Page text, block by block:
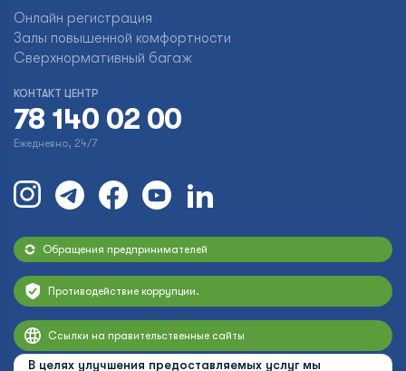
В целях улучшения предоставляемых услуг мы
Онлайн регистрация
Залы повышенной комфортности
Сверхнормативный багаж
КОНТАКТ ЦЕНТР
78 140 02 00
Ежедневно, 24/7
Обращения предпринимателей
Противодействие коррупции.
Ссылки на правительственные сайты